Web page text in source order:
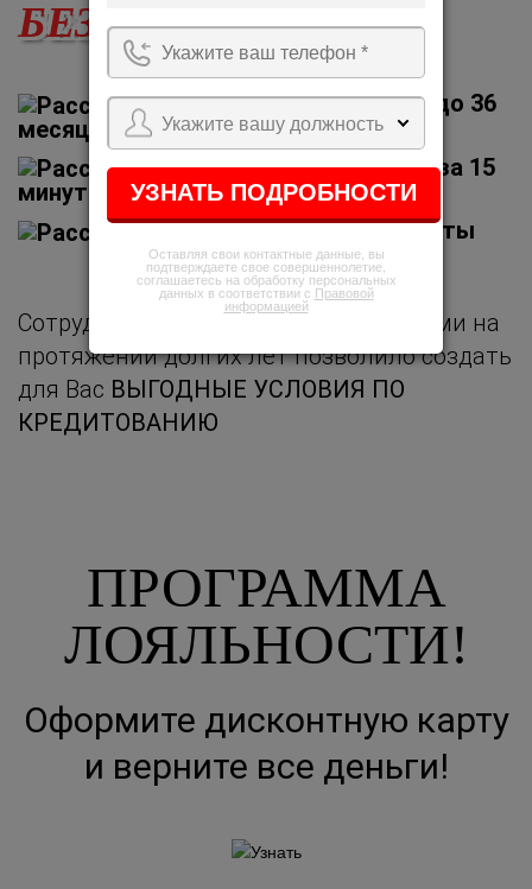
БЕЗ ПЕРЕПЛАТЫ
На срок от 6 до 36
месяцев
Оформление за 15
минут
Без предоплаты
Сотрудничество с надежными банками на
протяжении долгих лет позволило создать
для Вас ВЫГОДНЫЕ УСЛОВИЯ ПО
КРЕДИТОВАНИЮ
ПРОГРАММА
ЛОЯЛЬНОСТИ!
Оформите дисконтную карту
и верните все деньги!
Укажите вашу должность
Оставляя свои контактные данные, вы
подтверждаете свое совершеннолетие,
соглашаетесь на обработку персональных
данных в соответствии с Правовой
информацией